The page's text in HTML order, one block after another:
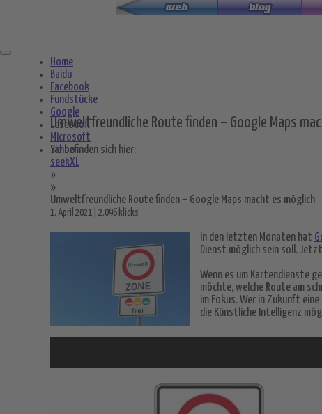
Home
Baidu
Facebook
Fundstücke
Google
Lesestoff
Microsoft
Yahoo
Umweltfreundliche Route finden – Google Maps
Sie befinden sich hier:
seekXL
»
»
Umweltfreundliche Route finden – Google Maps macht es möglich
1. April 2021 | 2.096 klicks
In den letzten Monaten hat
Dienst möglich sein soll.
Wenn es um Kartendienste
möchte, welche Route am
im Fokus. Wer in Zukunft
die Künstliche Intelligenz